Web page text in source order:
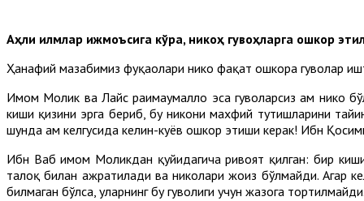
Аҳли илмлар ижмоъсига кўра, никоҳ гувоҳларга ошкор
Ҳанафий мазҳабимиз фуқаҳолари никоҳ фақат ошкора гувоҳлар
Имом Молик ва Лайс раҳимаҳумаллоҳ эса гувоҳларсиз ҳам
киши қизини эрга бериб, бу никоҳни махфий тутишларини
шунда ҳам келгусида келин-куёв ошкор этиши керак! Ибн
Ибн Ваҳб имом Моликдан қуйидагича ривоят қилган: бир киши
талоқ билан ажратилади ва никоҳлари жоиз бўлмайди. Агар
билмаган бўлса, уларнинг бу гувоҳлиги учун жазога